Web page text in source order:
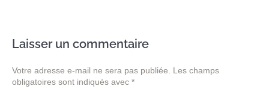
Laisser un commentaire
Votre adresse e-mail ne sera pas publiée. Les champs
obligatoires sont indiqués avec *